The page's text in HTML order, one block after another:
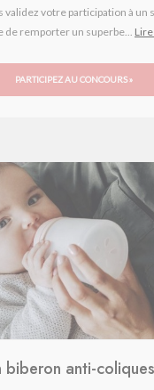
validez votre participation à un
de remporter un superbe... Lire
PARTICIPEZ AU CONCOURS »
biberon anti-